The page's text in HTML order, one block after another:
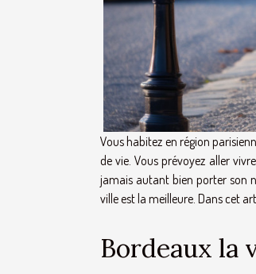
Vous habitez en région
de vie. Vous prévoyez aller
jamais autant bien porter son
ville est la meilleure. Dans cet
Bordeaux la